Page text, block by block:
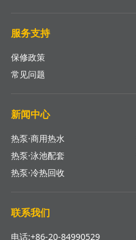
服务支持
保修政策
常见问题
新闻中心
热泵·商用热水
热泵·泳池配套
热泵·冷热回收
联系我们
电话:+86-20-84990529